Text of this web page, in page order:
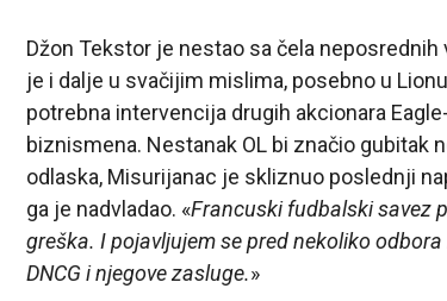
Džon Tekstor je nestao sa čela
je i dalje u svačijim mislima, posebno u
potrebna intervencija drugih akcionara
biznismena. Nestanak OL bi značio gubitak
odlaska, Misurijanac je skliznuo poslednji
ga je nadvladao. «Francuski fudbalski savez
greška. I pojavljujem se pred nekoliko
DNCG i njegove zasluge.»